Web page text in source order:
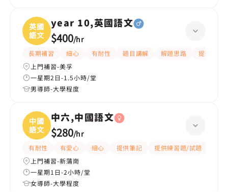
英國
語文
year 10,英國語文
$400/hr
長期補習 細心 有耐性 題目講解 解題思路
提供練習
上門補習-美孚
一星期2日-1.5小時/堂
男導師-大學程度
中國
語文
中六,中國語文
$280/hr
有耐性 有愛心 細心 提供筆記 提供練習題/試題
上門補習-新蒲崗
一星期1日-2小時/堂
女導師-大學程度